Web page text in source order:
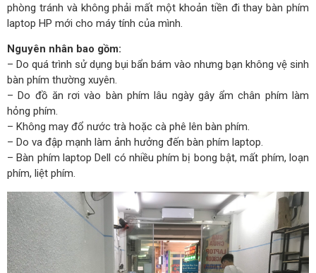
phòng tránh và không phải mất một khoản tiền đi thay bàn phím
laptop HP mới cho máy tính của mình.
Nguyên nhân bao gồm:
– Do quá trình sử dụng bụi bẩn bám vào nhưng bạn không vệ sinh
bàn phím thường xuyên.
– Do đồ ăn rơi vào bàn phím lâu ngày gây ẩm chân phím làm
hỏng phím.
– Không may đổ nước trà hoặc cà phê lên bàn phím.
– Do va đập mạnh làm ảnh hưởng đến bàn phím laptop.
– Bàn phím laptop Dell có nhiều phím bị bong bật, mất phím, loạn
phím, liệt phím.